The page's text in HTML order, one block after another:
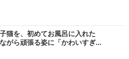
猫を、初めてお風呂に入れた
ら頑張る姿に「かわいすぎ...